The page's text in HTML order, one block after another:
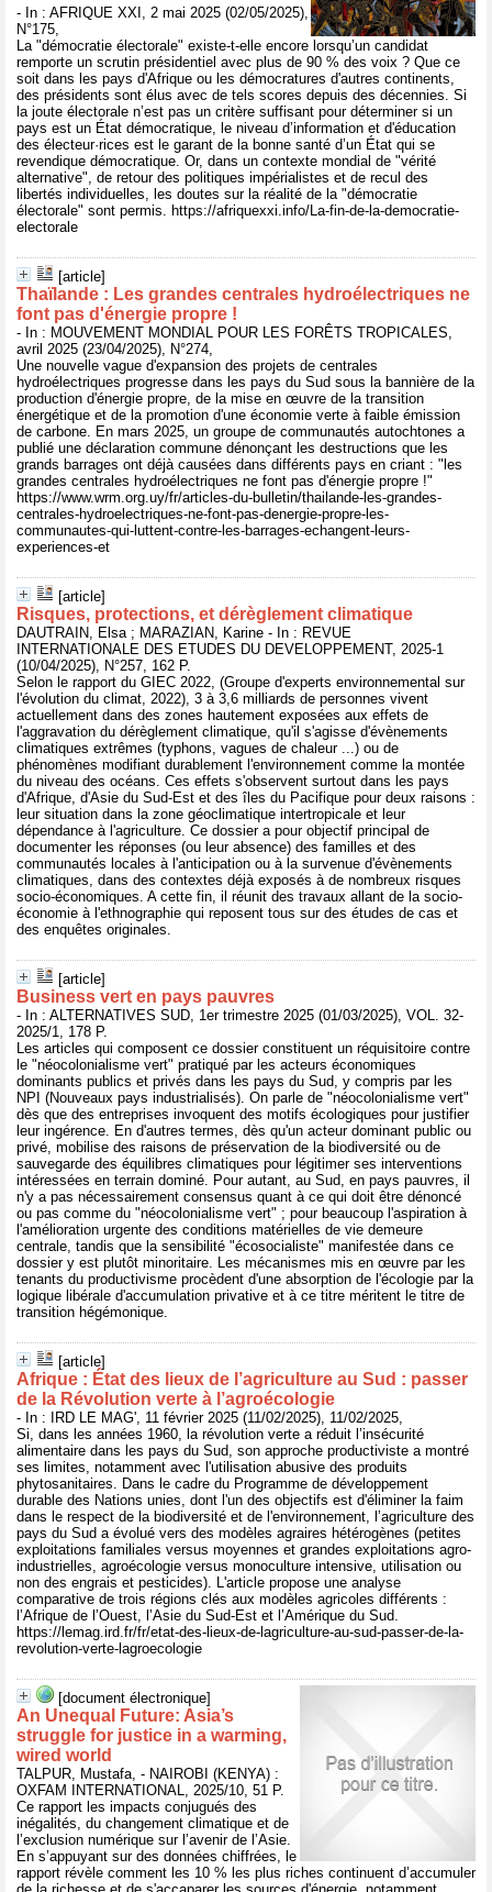
- In : AFRIQUE XXI, 2 mai 2025 (02/05/2025),
N°175,
La "démocratie électorale" existe-t-elle encore lorsqu’un candidat
remporte un scrutin présidentiel avec plus de 90 % des voix ? Que ce
soit dans les pays d'Afrique ou les démocratures d'autres continents,
des présidents sont élus avec de tels scores depuis des décennies. Si
la joute électorale n’est pas un critère suffisant pour déterminer si un
pays est un État démocratique, le niveau d’information et d'éducation
des électeur·rices est le garant de la bonne santé d’un État qui se
revendique démocratique. Or, dans un contexte mondial de "vérité
alternative", de retour des politiques impérialistes et de recul des
libertés individuelles, les doutes sur la réalité de la "démocratie
électorale" sont permis. https://afriquexxi.info/La-fin-de-la-democratie-
electorale
[article]
Thaïlande : Les grandes centrales hydroélectriques ne
font pas d'énergie propre !
- In : MOUVEMENT MONDIAL POUR LES FORÊTS TROPICALES,
avril 2025 (23/04/2025), N°274,
Une nouvelle vague d'expansion des projets de centrales
hydroélectriques progresse dans les pays du Sud sous la bannière de la
production d'énergie propre, de la mise en œuvre de la transition
énergétique et de la promotion d'une économie verte à faible émission
de carbone. En mars 2025, un groupe de communautés autochtones a
publié une déclaration commune dénonçant les destructions que les
grands barrages ont déjà causées dans différents pays en criant : "les
grandes centrales hydroélectriques ne font pas d'énergie propre !"
https://www.wrm.org.uy/fr/articles-du-bulletin/thailande-les-grandes-
centrales-hydroelectriques-ne-font-pas-denergie-propre-les-
communautes-qui-luttent-contre-les-barrages-echangent-leurs-
experiences-et
[article]
Risques, protections, et dérèglement climatique
DAUTRAIN, Elsa ; MARAZIAN, Karine - In : REVUE
INTERNATIONALE DES ETUDES DU DEVELOPPEMENT, 2025-1
(10/04/2025), N°257, 162 P.
Selon le rapport du GIEC 2022, (Groupe d'experts environnemental sur
l'évolution du climat, 2022), 3 à 3,6 milliards de personnes vivent
actuellement dans des zones hautement exposées aux effets de
l'aggravation du dérèglement climatique, qu'il s'agisse d'évènements
climatiques extrêmes (typhons, vagues de chaleur ...) ou de
phénomènes modifiant durablement l'environnement comme la montée
du niveau des océans. Ces effets s'observent surtout dans les pays
d'Afrique, d'Asie du Sud-Est et des îles du Pacifique pour deux raisons :
leur situation dans la zone géoclimatique intertropicale et leur
dépendance à l'agriculture. Ce dossier a pour objectif principal de
documenter les réponses (ou leur absence) des familles et des
communautés locales à l'anticipation ou à la survenue d'évènements
climatiques, dans des contextes déjà exposés à de nombreux risques
socio-économiques. A cette fin, il réunit des travaux allant de la socio-
économie à l'ethnographie qui reposent tous sur des études de cas et
des enquêtes originales.
[article]
Business vert en pays pauvres
- In : ALTERNATIVES SUD, 1er trimestre 2025 (01/03/2025), VOL. 32-
2025/1, 178 P.
Les articles qui composent ce dossier constituent un réquisitoire contre
le "néocolonialisme vert" pratiqué par les acteurs économiques
dominants publics et privés dans les pays du Sud, y compris par les
NPI (Nouveaux pays industrialisés). On parle de "néocolonialisme vert"
dès que des entreprises invoquent des motifs écologiques pour justifier
leur ingérence. En d'autres termes, dès qu'un acteur dominant public ou
privé, mobilise des raisons de préservation de la biodiversité ou de
sauvegarde des équilibres climatiques pour légitimer ses interventions
intéressées en terrain dominé. Pour autant, au Sud, en pays pauvres, il
n'y a pas nécessairement consensus quant à ce qui doit être dénoncé
ou pas comme du "néocolonialisme vert" ; pour beaucoup l'aspiration à
l'amélioration urgente des conditions matérielles de vie demeure
centrale, tandis que la sensibilité "écosocialiste" manifestée dans ce
dossier y est plutôt minoritaire. Les mécanismes mis en œuvre par les
tenants du productivisme procèdent d'une absorption de l'écologie par la
logique libérale d'accumulation privative et à ce titre méritent le titre de
transition hégémonique.
[article]
Afrique : État des lieux de l’agriculture au Sud : passer
de la Révolution verte à l’agroécologie
- In : IRD LE MAG', 11 février 2025 (11/02/2025), 11/02/2025,
Si, dans les années 1960, la révolution verte a réduit l’insécurité
alimentaire dans les pays du Sud, son approche productiviste a montré
ses limites, notamment avec l'utilisation abusive des produits
phytosanitaires. Dans le cadre du Programme de développement
durable des Nations unies, dont l'un des objectifs est d'éliminer la faim
dans le respect de la biodiversité et de l'environnement, l’agriculture des
pays du Sud a évolué vers des modèles agraires hétérogènes (petites
exploitations familiales versus moyennes et grandes exploitations agro-
industrielles, agroécologie versus monoculture intensive, utilisation ou
non des engrais et pesticides). L'article propose une analyse
comparative de trois régions clés aux modèles agricoles différents :
l’Afrique de l’Ouest, l’Asie du Sud-Est et l’Amérique du Sud.
https://lemag.ird.fr/fr/etat-des-lieux-de-lagriculture-au-sud-passer-de-la-
revolution-verte-lagroecologie
[document électronique]
An Unequal Future: Asia’s
struggle for justice in a warming,
wired world
TALPUR, Mustafa, - NAIROBI (KENYA) :
OXFAM INTERNATIONAL, 2025/10, 51 P.
Ce rapport les impacts conjugués des
inégalités, du changement climatique et de
l’exclusion numérique sur l’avenir de l’Asie.
En s’appuyant sur des données chiffrées, le
rapport révèle comment les 10 % les plus riches continuent d’accumuler